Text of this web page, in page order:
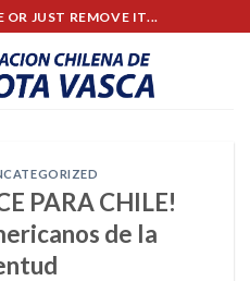
JUST REMOVE IT...
PARA CHILE!
de la